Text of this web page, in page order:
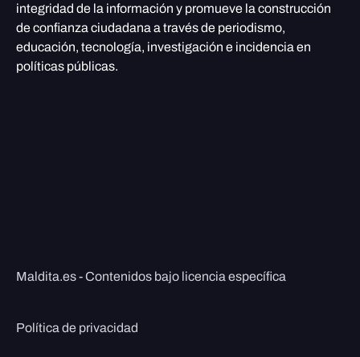
integridad de la información y promueve la construcción
de confianza ciudadana a través de periodismo,
educación, tecnología, investigación e incidencia en
políticas públicas.
Maldita.es - Contenidos bajo licencia específica
Política de privacidad